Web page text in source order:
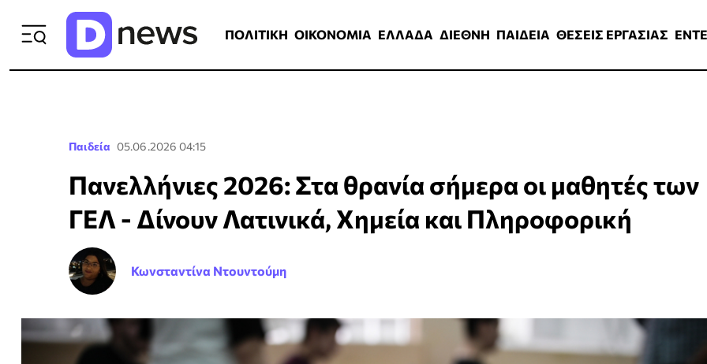
ΠΟΛΙΤΙΚΗ ΟΙΚΟΝΟΜΙΑ ΕΛΛΑΔΑ ΔΙΕΘΝΗ ΠΑΙΔΕΙΑ ΘΕΣΕΙΣ ΕΡΓΑΣΙΑΣ
Παιδεία 05.06.2026 04:15
Πανελλήνιες 2026: Στα θρανία σήμερα οι μαθητές των
ΓΕΛ - Δίνουν Λατινικά, Χημεία και Πληροφορική
Κωνσταντίνα Ντουντούμη